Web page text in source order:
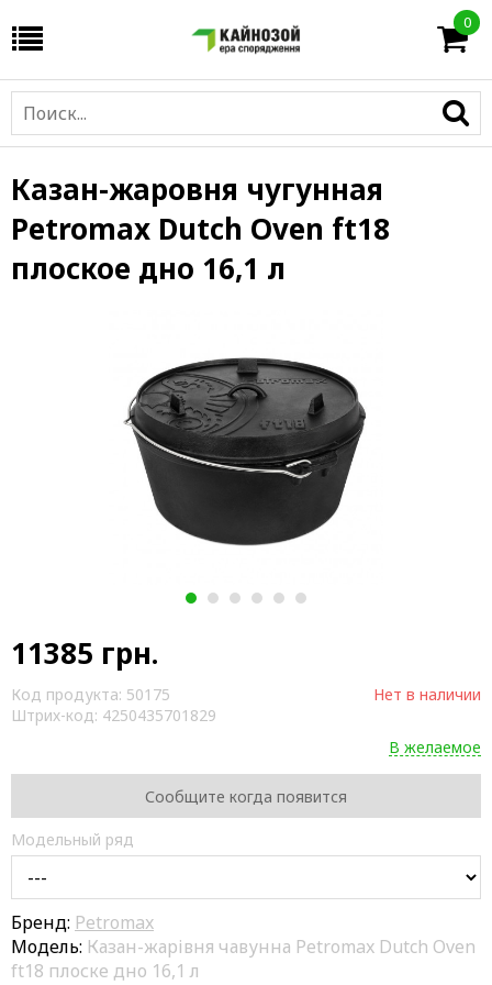
0
Казан-жаровня чугунная
Petromax Dutch Oven ft18
плоское дно 16,1 л
1 2 3 4 5 6
11385 грн.
Код продукта: 50175
Штрих-код: 4250435701829
Нет в наличии
В желаемое
Сообщите когда появится
Модельный ряд
Бренд: Petromax
Модель: Казан-жарівня чавунна Petromax Dutch Oven
ft18 плоске дно 16,1 л